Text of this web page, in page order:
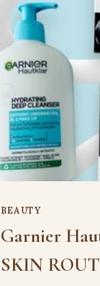
BEAUTY
Garnier
SKIN